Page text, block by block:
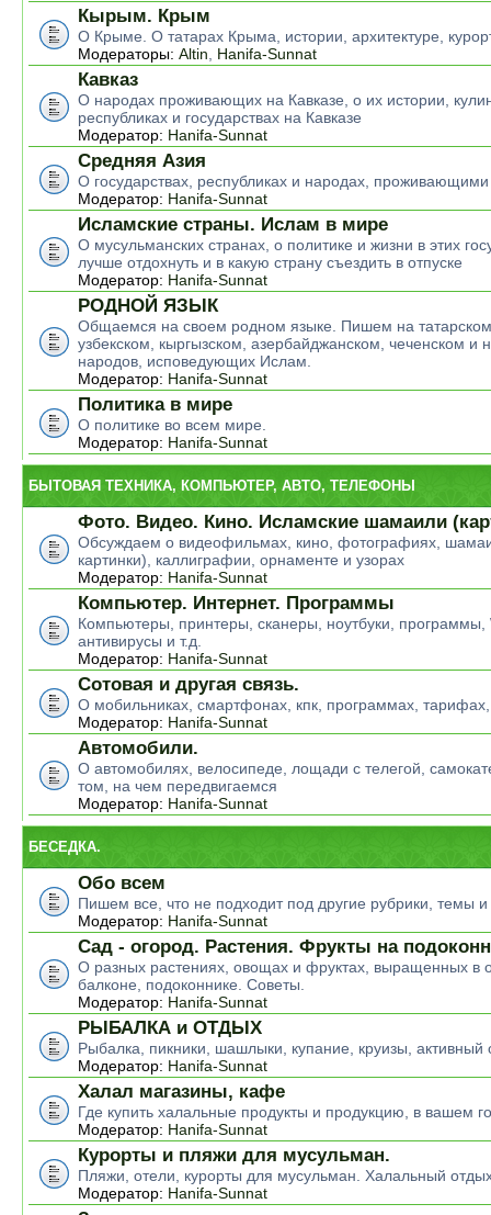
Кырым. Крым
О Крыме. О татарах Крыма, истории, архитектуре,
Модераторы: Altin Hanifa-Sunnat
Кавказ
О народах проживающих на Кавказе, о их истории,
республиках и государствах на Кавказе
Модератор: Hanifa-Sunnat
Средняя Азия
О государствах, республиках и народах,
Модератор: Hanifa-Sunnat
Исламские страны. Ислам в мире
О мусульманских странах, о политике и жизни в этих
лучше отдохнуть и в какую страну съездить в отпуске
Модератор: Hanifa-Sunnat
РОДНОЙ ЯЗЫК
Общаемся на своем родном языке. Пишем на
узбекском, кыргызском, азербайджанском, чеченском и
народов, исповедующих Ислам.
Модератор: Hanifa-Sunnat
Политика в мире
О политике во всем мире.
Модератор: Hanifa-Sunnat
БЫТОВАЯ ТЕХНИКА, КОМПЬЮТЕР, АВТО, ТЕЛЕФОНЫ
Фото. Видео. Кино. Исламские шамаили
Обсуждаем о видеофильмах, кино, фотографиях,
картинки), каллиграфии, орнаменте и узорах
Модератор: Hanifa-Sunnat
Компьютер. Интернет. Программы
Компьютеры, принтеры, сканеры, ноутбуки, программы,
антивирусы и т.д.
Модератор: Hanifa-Sunnat
Сотовая и другая связь.
О мобильниках, смартфонах, кпк, программах, тарифах,
Модератор: Hanifa-Sunnat
Автомобили.
О автомобилях, велосипеде, лощади с телегой,
том, на чем передвигаемся
Модератор: Hanifa-Sunnat
БЕСЕДКА.
Обо всем
Пишем все, что не подходит под другие рубрики, темы
Модератор: Hanifa-Sunnat
Сад - огород. Растения. Фрукты на
О разных растениях, овощах и фруктах, выращенных в
балконе, подоконнике. Советы.
Модератор: Hanifa-Sunnat
РЫБАЛКА и ОТДЫХ
Рыбалка, пикники, шашлыки, купание, круизы, активный
Модератор: Hanifa-Sunnat
Халал магазины, кафе
Где купить халальные продукты и продукцию, в вашем
Модератор: Hanifa-Sunnat
Курорты и пляжи для мусульман.
Пляжи, отели, курорты для мусульман. Халальный
Модератор: Hanifa-Sunnat